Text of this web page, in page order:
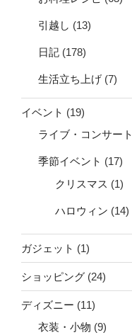
引越し (13)
日記 (178)
生活立ち上げ (7)
イベント (19)
ライブ・コンサート
季節イベント (17)
クリスマス (1)
ハロウィン (14)
ガジェット (1)
ショッピング (24)
ディズニー (11)
衣装・小物 (9)